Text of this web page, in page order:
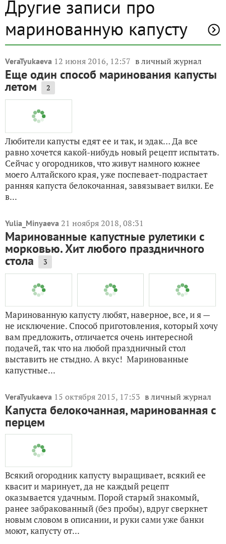
Ваш E-mail:
Или через:
добавить комментарий
Другие записи про
маринованную капусту
VeraTyukaeva 12 июня 2016, 12:57
Еще один способ маринования капусты
летом 2
равно хочется какой-нибудь новый рецепт испытать.
Сейчас у огородников, что живут намного южнее
моего Алтайского края, уже поспевает-подрастает
ранняя капуста белокочанная, завязывает вилки. Ее
Yulia_Minyaeva 21 ноября 2018, 08:31
Маринованные капустные рулетики с
морковью. Хит любого праздничного
стола 3
не исключение. Способ приготовления, который хочу
вам предложить, отличается очень интересной
подачей, так что на любой праздничный стол
выставить не стыдно. А вкус! Маринованные
капустные...
VeraTyukaeva 15 октября 2015, 17:53 в личный журнал
Капуста белокочанная, маринованная с
перцем